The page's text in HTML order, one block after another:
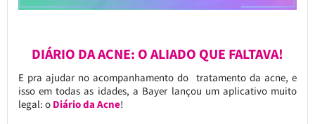
DIÁRIO DA ACNE: O ALIADO QUE FALTAVA!
E pra ajudar no acompanhamento do tratamento da acne, e
isso em todas as idades, a Bayer lançou um aplicativo muito
legal: o Diário da Acne!